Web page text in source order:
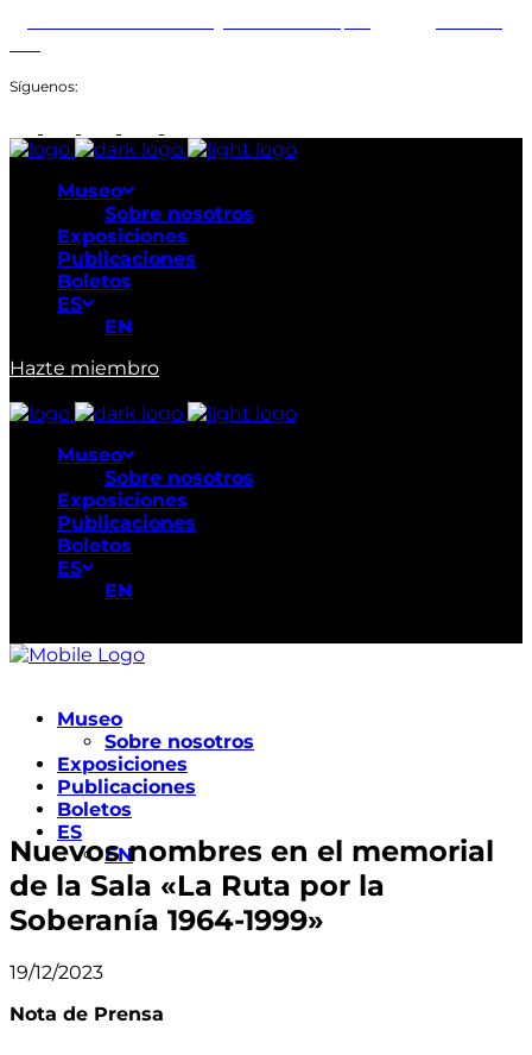
Síguenos:
Museo
Sobre nosotros
Exposiciones
Publicaciones
Boletos
ES
EN
Hazte miembro
Museo
Sobre nosotros
Exposiciones
Publicaciones
Boletos
ES
EN
Museo
Sobre nosotros
Exposiciones
Publicaciones
Boletos
ES
EN
Nuevos nombres en el memorial
de la Sala «La Ruta por la
Soberanía 1964-1999»
19/12/2023
Nota de Prensa